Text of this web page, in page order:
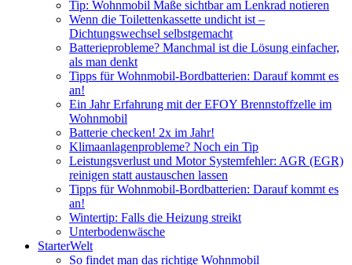
Tip: Wohnmobil Maße sichtbar am Lenkrad notieren
Wenn die Toilettenkassette undicht ist –
Dichtungswechsel selbstgemacht
Batterieprobleme? Manchmal ist die Lösung einfacher,
als man denkt
Tipps für Wohnmobil-Bordbatterien: Darauf kommt es
an!
Ein Jahr Erfahrung mit der EFOY Brennstoffzelle im
Wohnmobil
Batterie checken! 2x im Jahr!
Klimaanlagenprobleme? Noch ein Tip
Leistungsverlust und Motor Systemfehler: AGR (EGR)
reinigen statt austauschen lassen
Tipps für Wohnmobil-Bordbatterien: Darauf kommt es
an!
Wintertip: Falls die Heizung streikt
Unterbodenwäsche
StarterWelt
So findet man das richtige Wohnmobil